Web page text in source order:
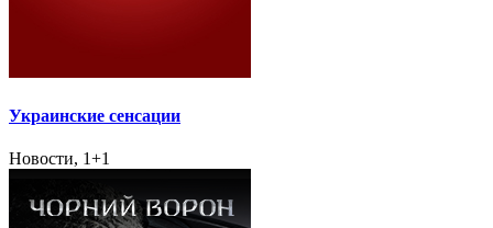
Украинские сенсации
Новости, 1+1